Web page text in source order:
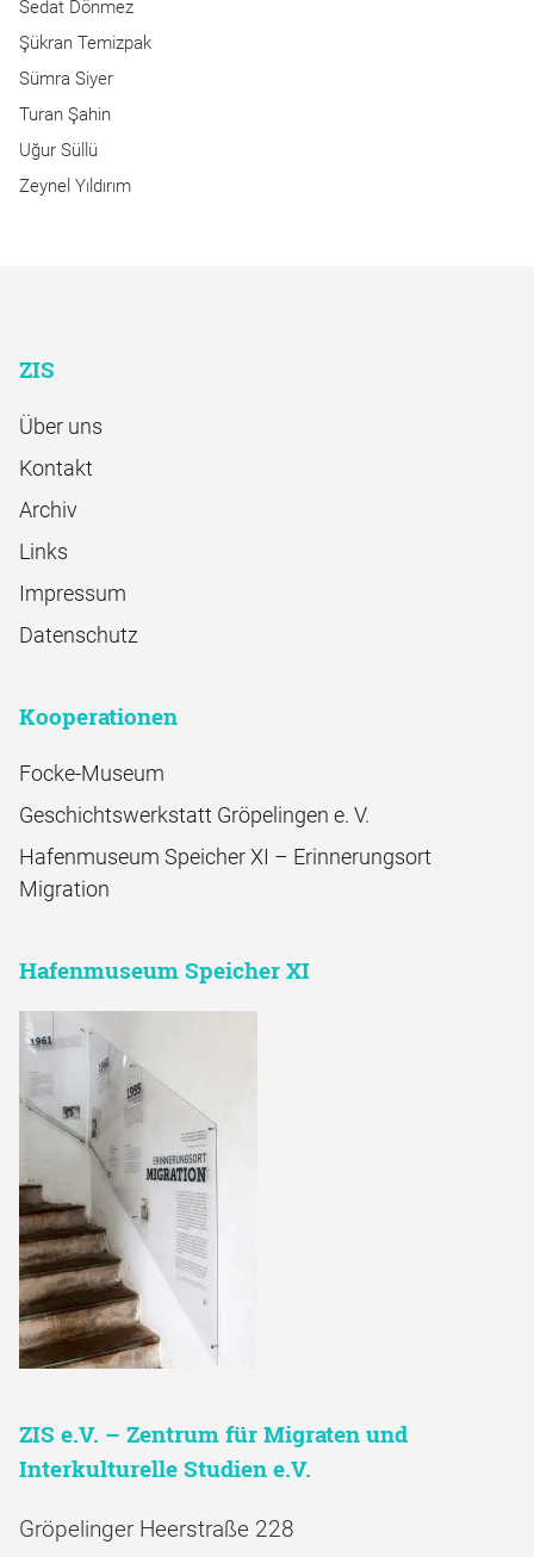
Sedat Dönmez
Şükran Temizpak
Sümra Siyer
Turan Şahin
Uğur Süllü
Zeynel Yıldırım
ZIS
Über uns
Kontakt
Archiv
Links
Impressum
Datenschutz
Kooperationen
Focke-Museum
Geschichtswerkstatt Gröpelingen e. V.
Hafenmuseum Speicher XI – Erinnerungsort
Migration
Hafenmuseum Speicher XI
ZIS e.V. – Zentrum für Migraten und
Interkulturelle Studien e.V.
Gröpelinger Heerstraße 228